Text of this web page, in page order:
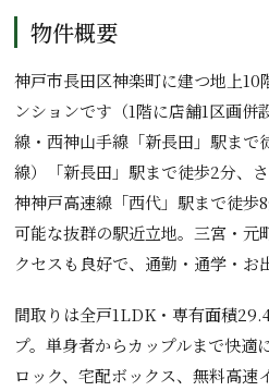
物件概要
神戸市長田区神楽町に建つ地上10
ンションです（1階に店舗1区画併
線・西神山手線「新長田」駅まで
線）「新長田」駅まで徒歩2分、
神神戸高速線「西代」駅まで徒歩
可能な抜群の駅近立地。三宮・元
クセスも良好で、通勤・通学・お
間取りは全戸1LDK・専有面積
プ。単身者からカップルまで快適
ロック、宅配ボックス、無料高速